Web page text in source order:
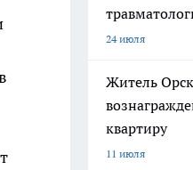
24 июля
Житель
квартиру
11 июля